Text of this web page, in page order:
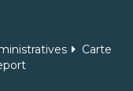
Carte